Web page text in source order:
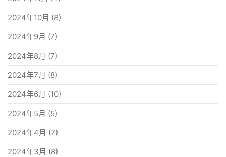
2024年10月 (8)
2024年9月 (7)
2024年8月 (7)
2024年7月 (8)
2024年6月 (10)
2024年5月 (5)
2024年4月 (7)
2024年3月 (8)